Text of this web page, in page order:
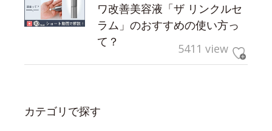
ワ改善美容液「ザ リンクルセ
ラム」のおすすめの使い方っ
て？
5411 view
カテゴリで探す